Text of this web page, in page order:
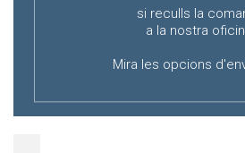
si reculls la
a la nostra
Mira les opcions